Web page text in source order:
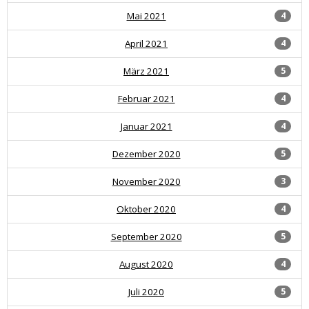
4
Mai 2021
4
April 2021
5
März 2021
4
Februar 2021
4
Januar 2021
5
Dezember 2020
3
November 2020
4
Oktober 2020
5
September 2020
4
August 2020
5
Juli 2020